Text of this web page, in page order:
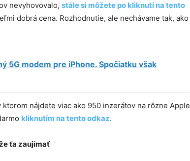
nevyhovovalo, stále si môžete po kliknutí na tento
dobrá cena. Rozhodnutie, ale nechávame tak, ako
5G modem pre iPhone. Spočiatku však
ktorom nájdete viac ako 950 inzerátov na rôzne Apple
kliknutím na tento odkaz.
ťa zaujímať